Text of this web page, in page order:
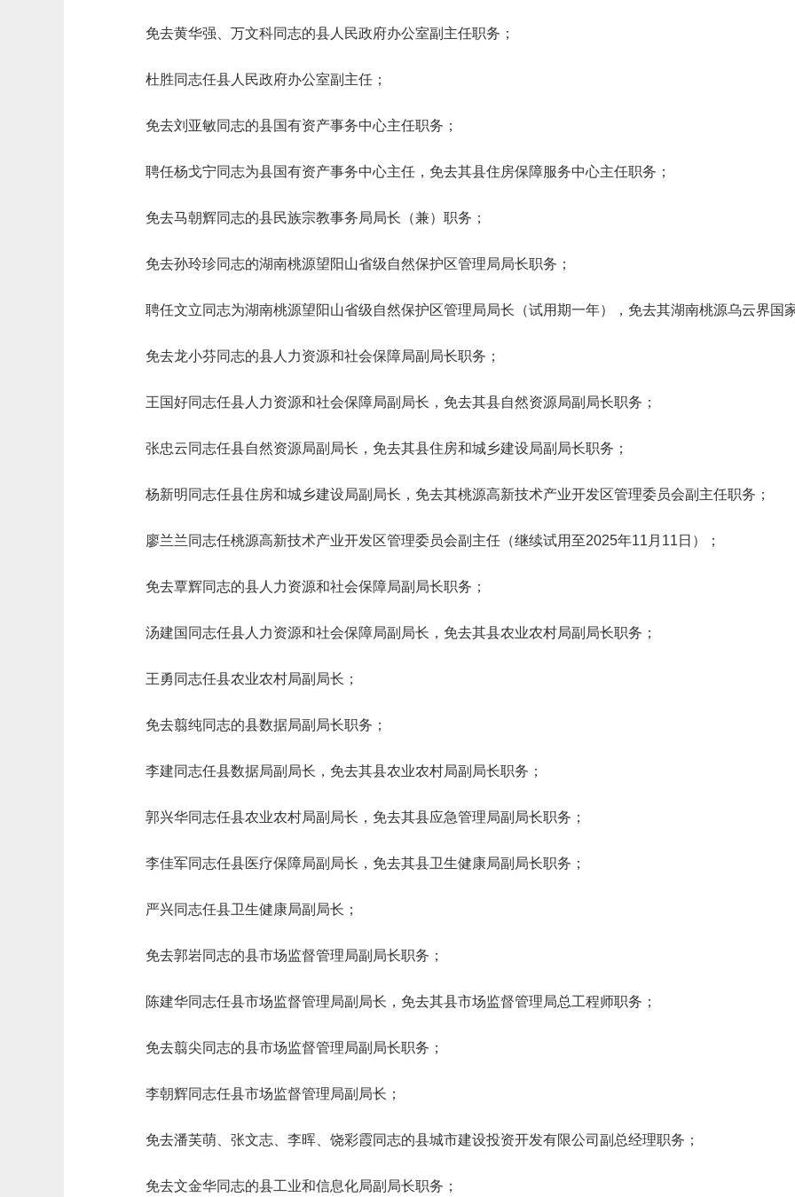
免去黄华强、万文科同志的县人民政府办公室副主任职务；
杜胜同志任县人民政府办公室副主任；
免去刘亚敏同志的县国有资产事务中心主任职务；
聘任杨戈宁同志为县国有资产事务中心主任，免去其县住房保障服务中心主任职务；
免去马朝辉同志的县民族宗教事务局局长（兼）职务；
免去孙玲珍同志的湖南桃源望阳山省级自然保护区管理局局长职务；
聘任文立同志为湖南桃源望阳山省级自然保护区管理局局长（试用期一年），免去其湖南桃源乌云界国
免去龙小芬同志的县人力资源和社会保障局副局长职务；
王国好同志任县人力资源和社会保障局副局长，免去其县自然资源局副局长职务；
张忠云同志任县自然资源局副局长，免去其县住房和城乡建设局副局长职务；
杨新明同志任县住房和城乡建设局副局长，免去其桃源高新技术产业开发区管理委员会副主任职务；
廖兰兰同志任桃源高新技术产业开发区管理委员会副主任（继续试用至2025年11月11日）；
免去覃辉同志的县人力资源和社会保障局副局长职务；
汤建国同志任县人力资源和社会保障局副局长，免去其县农业农村局副局长职务；
王勇同志任县农业农村局副局长；
免去翦纯同志的县数据局副局长职务；
李建同志任县数据局副局长，免去其县农业农村局副局长职务；
郭兴华同志任县农业农村局副局长，免去其县应急管理局副局长职务；
李佳军同志任县医疗保障局副局长，免去其县卫生健康局副局长职务；
严兴同志任县卫生健康局副局长；
免去郭岩同志的县市场监督管理局副局长职务；
陈建华同志任县市场监督管理局副局长，免去其县市场监督管理局总工程师职务；
免去翦尖同志的县市场监督管理局副局长职务；
李朝辉同志任县市场监督管理局副局长；
免去潘芙萌、张文志、李晖、饶彩霞同志的县城市建设投资开发有限公司副总经理职务；
免去文金华同志的县工业和信息化局副局长职务；